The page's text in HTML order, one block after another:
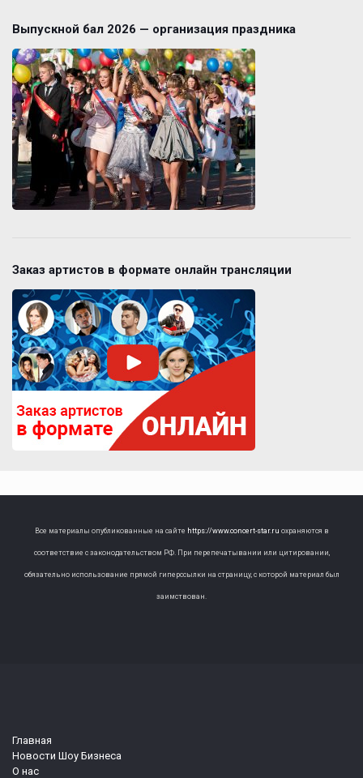
Выпускной бал 2026 — организация праздника
Заказ артистов в формате онлайн трансляции
Все материалы опубликованные на сайте https://www.concert-star.ru охраняются в
соответствие с законодательством РФ. При перепечатывании или цитировании,
обязательно использование прямой гиперссылки на страницу, с которой материал был
заимствован.
Главная
Новости Шоу Бизнеса
О нас